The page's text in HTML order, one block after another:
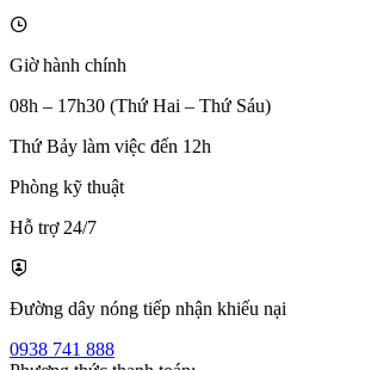
Giờ hành chính
08h – 17h30 (Thứ Hai – Thứ Sáu)
Thứ Bảy làm việc đến 12h
Phòng kỹ thuật
Hỗ trợ 24/7
Đường dây nóng tiếp nhận khiếu nại
0938 741 888